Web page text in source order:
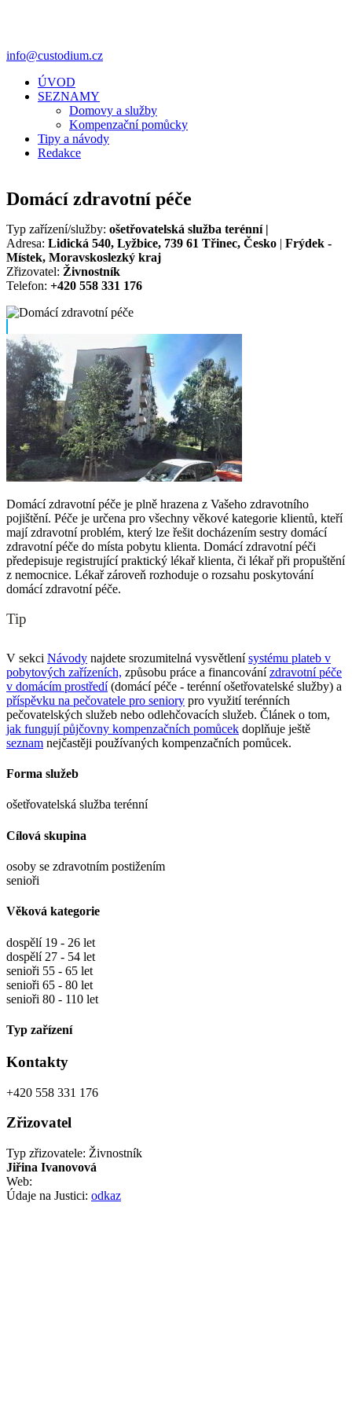
info@custodium.cz
ÚVOD
SEZNAMY
Domovy a služby
Kompenzační pomůcky
Tipy a návody
Redakce
Domácí zdravotní péče
Typ zařízení/služby: ošetřovatelská služba terénní |
Adresa: Lidická 540, Lyžbice, 739 61 Třinec, Česko | Frýdek -
Místek, Moravskoslezký kraj
Zřizovatel: Živnostník
Telefon: +420 558 331 176
Domácí zdravotní péče je plně hrazena z Vašeho zdravotního
pojištění. Péče je určena pro všechny věkové kategorie klientů, kteří
mají zdravotní problém, který lze řešit docházením sestry domácí
zdravotní péče do místa pobytu klienta. Domácí zdravotní péči
předepisuje registrující praktický lékař klienta, či lékař při propuštění
z nemocnice. Lékař zároveň rozhoduje o rozsahu poskytování
domácí zdravotní péče.
Tip
V sekci Návody najdete srozumitelná vysvětlenísystému plateb v
pobytových zařízeních, způsobu práce a financovánízdravotní péče
v domácím prostředí(domácí péče - terénní ošetřovatelské služby) a
příspěvku na pečovatele pro seniory pro využití terénních
pečovatelských služeb nebo odlehčovacích služeb. Článek o tom,
jak fungují půjčovny kompenzačních pomůcek doplňuje ještě
seznam nejčastěji používaných kompenzačních pomůcek.
Forma služeb
ošetřovatelská služba terénní
Cílová skupina
osoby se zdravotním postižením
senioři
Věková kategorie
dospělí 19 - 26 let
dospělí 27 - 54 let
senioři 55 - 65 let
senioři 65 - 80 let
senioři 80 - 110 let
Typ zařízení
Kontakty
+420 558 331 176
Zřizovatel
Typ zřizovatele: Živnostník
Jiřina Ivanovová
Web:
Údaje na Justici: odkaz